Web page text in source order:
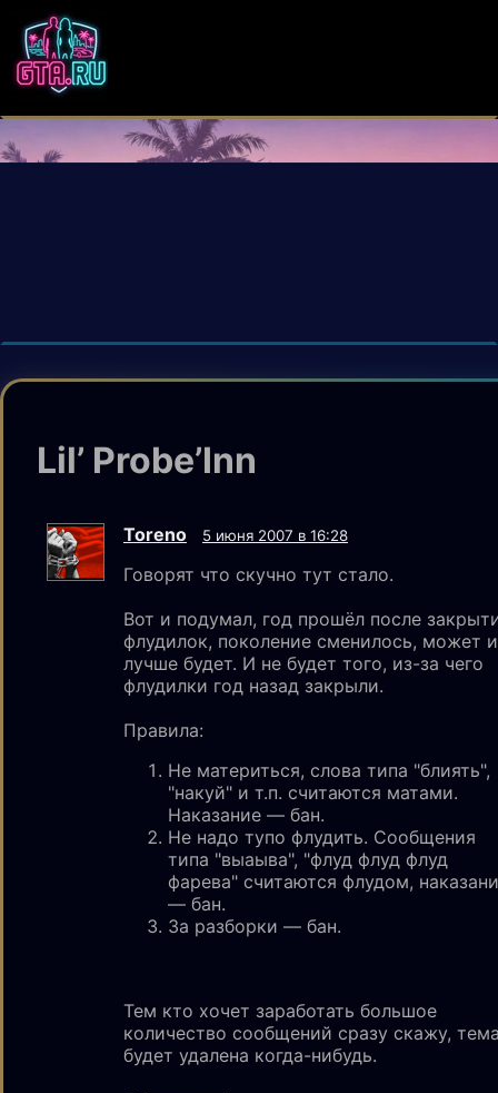
Lil’ Probe’Inn
Toreno 5 июня 2007 в 16:28
Говорят что скучно тут стало.
Вот и подумал, год прошёл после
флудилок, поколение сменилось, может и
лучше будет. И не будет того, из-за чего
флудилки год назад закрыли.
Правила:
Не материться, слова типа "блиять",
"накуй" и т.п. считаются матами.
Наказание — бан.
Не надо тупо флудить. Сообщения
типа "выаыва", "флуд флуд флуд
фарева" считаются флудом,
— бан.
За разборки — бан.
Тем кто хочет заработать большое
количество сообщений сразу скажу,
будет удалена когда-нибудь.